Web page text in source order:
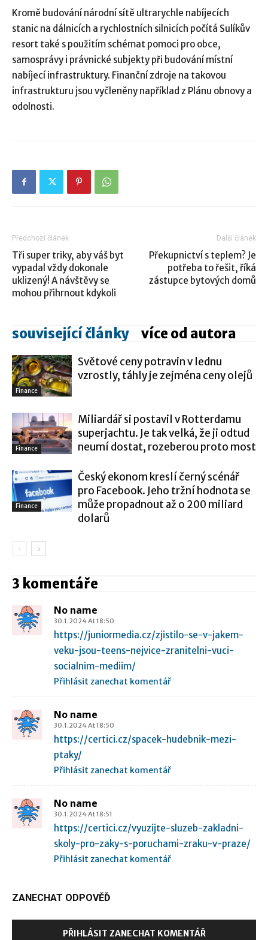
Kromě budování národní sítě ultrarychle nabíjecích
stanic na dálnicích a rychlostních silnicích počítá Sulíkův
resort také s použitím schémat pomoci pro obce,
samosprávy i právnické subjekty při budování místní
nabíjecí infrastruktury. Finanční zdroje na takovou
infrastrukturu jsou vyčleněny například z Plánu obnovy a
odolnosti.
Předchozí článek
Tři super triky, aby váš byt
vypadal vždy dokonale
uklizený! A návštěvy se
mohou přihrnout kdykoli
Další článek
Překupnictví s teplem? Je
potřeba to řešit, říká
zástupce bytových domů
související články více od autora
Finance
Světové ceny potravin v lednu
vzrostly, táhly je zejména ceny olejů
Finance
Miliardář si postavil v Rotterdamu
superjachtu. Je tak velká, že ji odtud
neumí dostat, rozeberou proto most
Finance
Český ekonom kreslí černý scénář
pro Facebook. Jeho tržní hodnota se
může propadnout až o 200 miliard
dolarů
3 komentáře
No name
30.1.2024 At 18:50
https://juniormedia.cz/zjistilo-se-v-jakem-
veku-jsou-teens-nejvice-zranitelni-vuci-
socialnim-mediim/
Přihlásit zanechat komentář
No name
30.1.2024 At 18:50
https://certici.cz/spacek-hudebnik-mezi-
ptaky/
Přihlásit zanechat komentář
No name
30.1.2024 At 18:51
https://certici.cz/vyuzijte-sluzeb-zakladni-
skoly-pro-zaky-s-poruchami-zraku-v-praze/
Přihlásit zanechat komentář
ZANECHAT ODPOVĚĎ
PŘIHLÁSIT ZANECHAT KOMENTÁŘ